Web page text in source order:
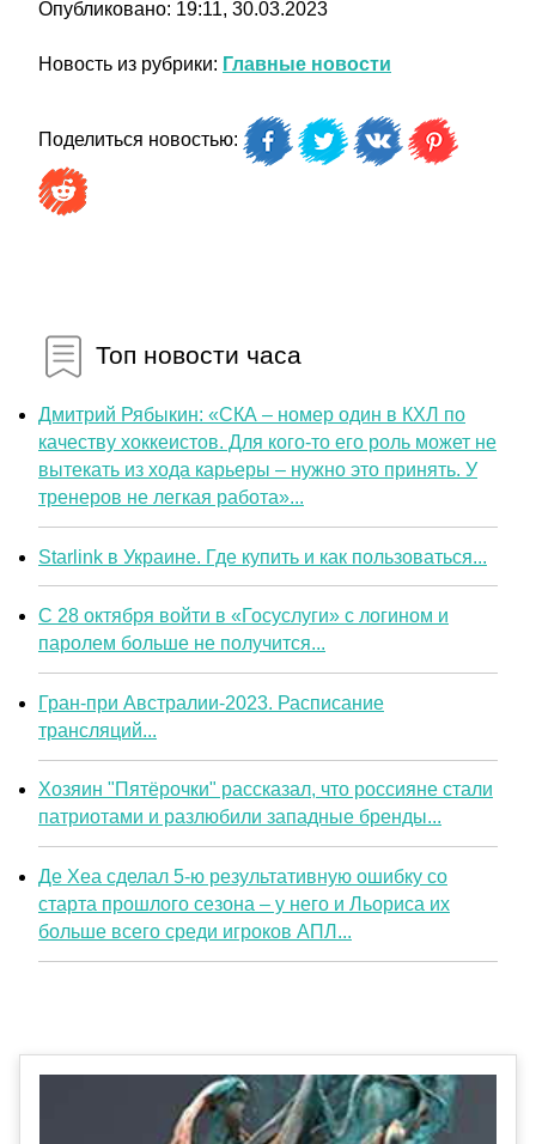
Опубликовано: 19:11, 30.03.2023
Новость из рубрики: Главные новости
Поделиться новостью:
Топ новости часа
Дмитрий Рябыкин: «СКА – номер один в КХЛ по
качеству хоккеистов. Для кого-то его роль может не
вытекать из хода карьеры – нужно это принять. У
тренеров не легкая работа»...
Starlink в Украине. Где купить и как пользоваться...
С 28 октября войти в «Госуслуги» с логином и
паролем больше не получится...
Гран-при Австралии-2023. Расписание
трансляций...
Хозяин "Пятёрочки" рассказал, что россияне стали
патриотами и разлюбили западные бренды...
Де Хеа сделал 5-ю результативную ошибку со
старта прошлого сезона – у него и Льориса их
больше всего среди игроков АПЛ...